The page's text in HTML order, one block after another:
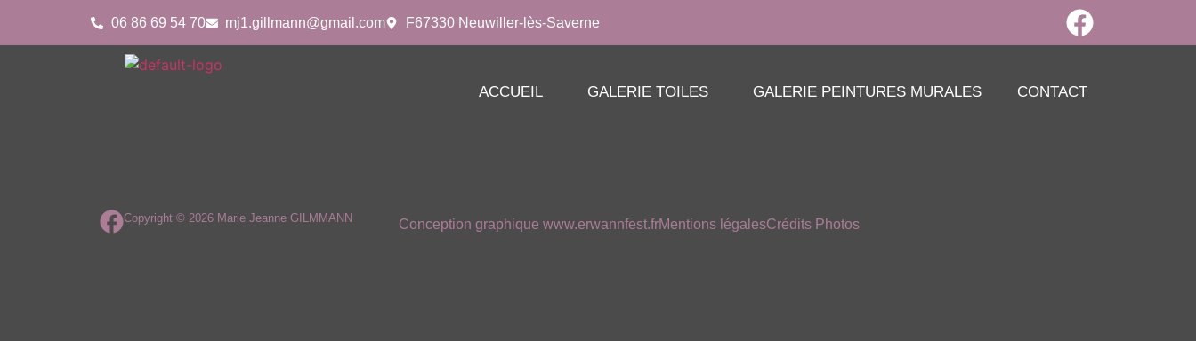
06 86 69 54 70 mj1.gillmann@gmail.com F67330 Neuwiller-lès-Saverne
ACCUEIL GALERIE TOILES GALERIE PEINTURES MURALES CONTACT
Copyright © 2026 Marie Jeanne GILMMANN Conception graphique www.erwannfest.frMentions légalesCrédits Photos